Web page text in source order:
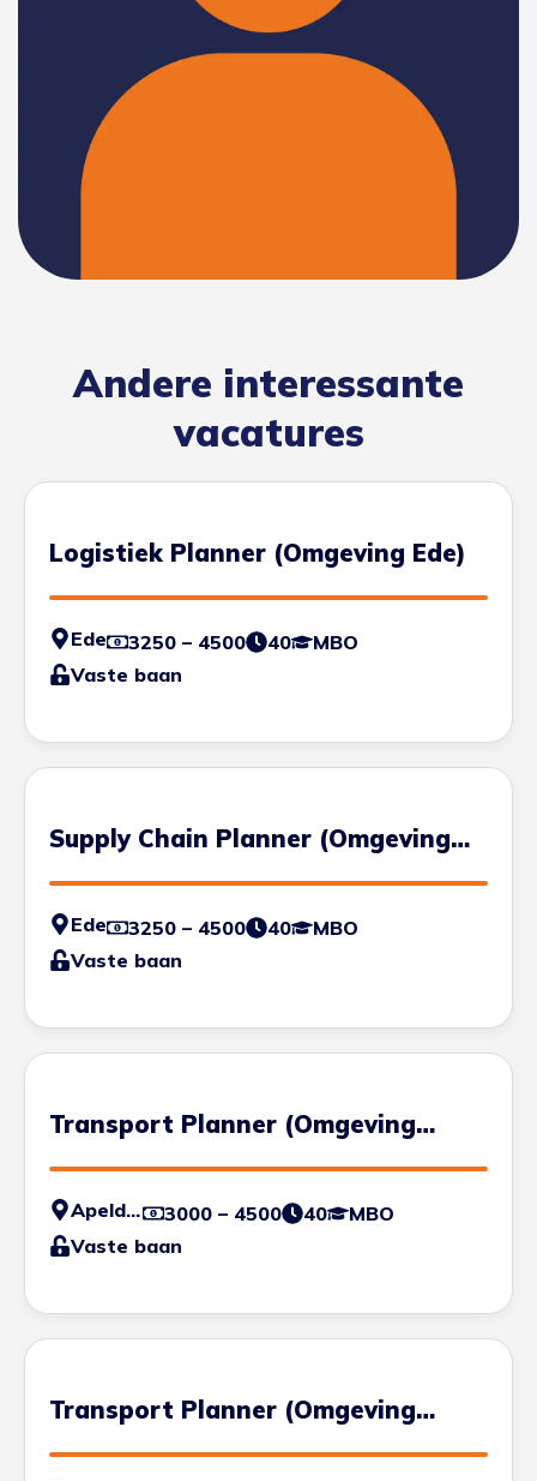
Andere interessante
vacatures
Logistiek Planner (Omgeving Ede)
Ede 3250 – 4500 40
MBO
Vaste baan
Supply Chain Planner (Omgeving
Ede)
Ede 3250 – 4500 40
MBO
Vaste baan
Transport Planner (Omgeving
Apeldoorn)
Apeldoorn 3000 – 4500 40
MBO
Vaste baan
Transport Planner (Omgeving
Nijmegen)